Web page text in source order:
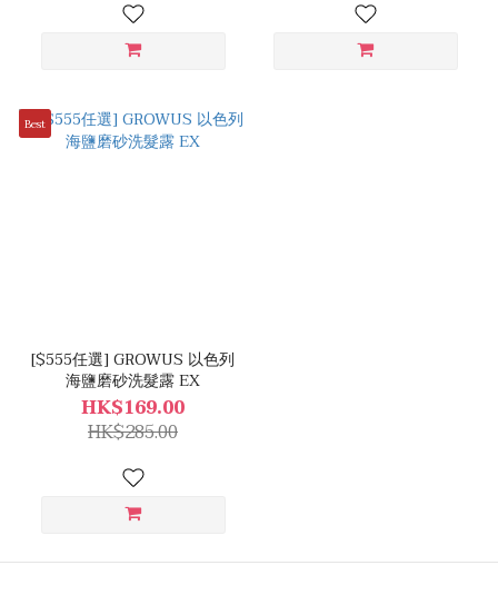
Best
[$555任選] GROWUS 以色列
海鹽磨砂洗髮露 EX
HK$169.00
HK$285.00